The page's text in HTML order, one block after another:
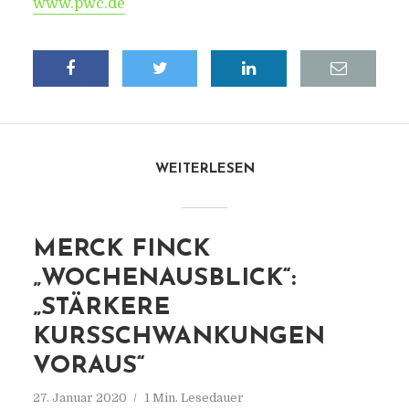
www.pwc.de
WEITERLESEN
MERCK FINCK
„WOCHENAUSBLICK“:
„STÄRKERE
KURSSCHWANKUNGEN
VORAUS“
27. Januar 2020 1 Min. Lesedauer